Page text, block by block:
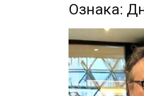
Ознака: